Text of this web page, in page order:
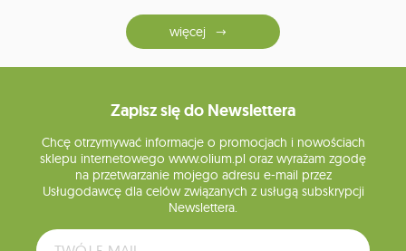
więcej
Zapisz się do Newslettera
Chcę otrzymywać informacje o promocjach i nowościach
sklepu internetowego www.olium.pl oraz wyrażam zgodę
na przetwarzanie mojego adresu e-mail przez
Usługodawcę dla celów związanych z usługą subskrypcji
Newslettera.